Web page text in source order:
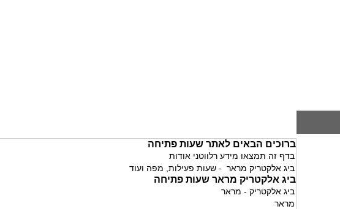
ברוכים הבאים לאתר שעות פתיחה
בדף זה תמצאו מידע רלווטני אודות
ביג אלקטריק מראר - שעות פעילות, מפה ועוד
ביג אלקטריק מראר שעות פתיחה
ביג אלקטריק - מראר
מראר